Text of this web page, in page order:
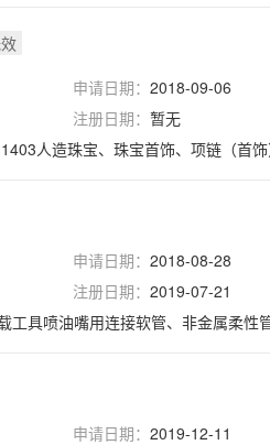
申请日期： 2018-09-06
注册日期： 暂无
1403人造珠宝、珠宝首饰、项链（首
申请日期： 2018-08-28
注册日期： 2019-07-21
具喷油嘴用连接软管、非金属柔性管、塑料软管
申请日期： 2019-12-11